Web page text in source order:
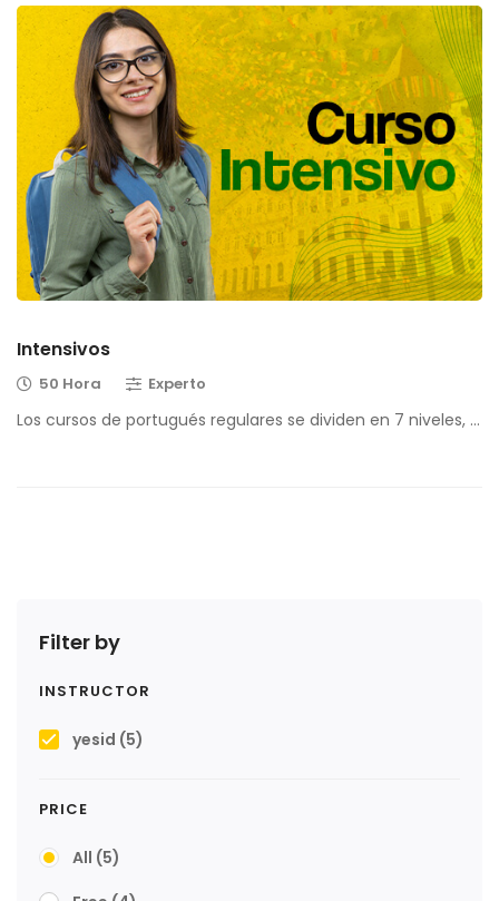
Filter by
INSTRUCTOR
yesid (5)
PRICE
All (5)
Intensivos
50 Hora Experto
Los cursos de portugués regulares se dividen en 7 niveles, …